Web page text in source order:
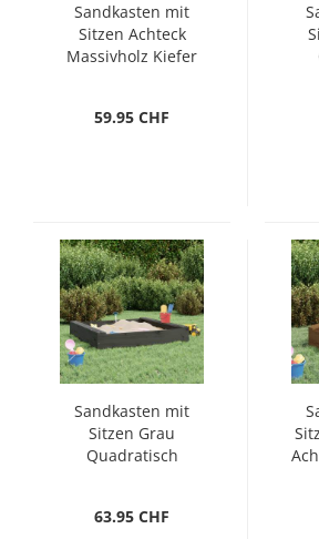
Sandkasten mit
Sitzen Achteck
Massivholz Kiefer
59.95 CHF
Sandkasten mit
Sitzen Grau
Quadratisch
63.95 CHF